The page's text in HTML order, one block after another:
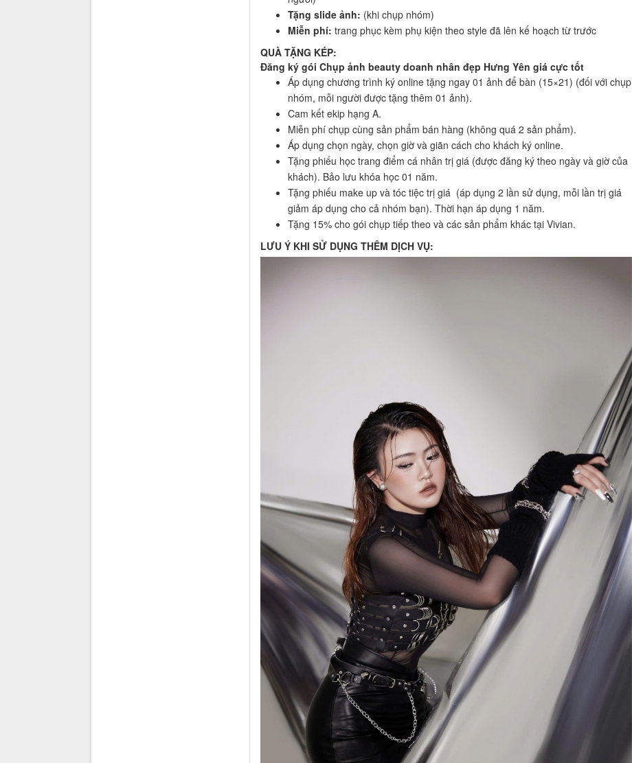
Tặng slide ảnh: (khi chụp nhóm)
Miễn phí: trang phục kèm phụ kiện theo style đã lên kế hoạch từ trước
QUÀ TẶNG KÉP:
Đăng ký gói Chụp ảnh beauty doanh nhân đẹp Hưng Yên giá cực tốt
Áp dụng chương trình ký online tặng ngay 01 ảnh để bàn (15×21) (đối với chụp
nhóm, mỗi người được tặng thêm 01 ảnh).
Cam kết ekip hạng A.
Miễn phí chụp cùng sản phẩm bán hàng (không quá 2 sản phẩm).
Áp dụng chọn ngày, chọn giờ và giãn cách cho khách ký online.
Tặng phiếu học trang điểm cá nhân trị giá (được đăng ký theo ngày và giờ của
khách). Bảo lưu khóa học 01 năm.
Tặng phiếu make up và tóc tiệc trị giá (áp dụng 2 lần sử dụng, mỗi lần trị giá
giảm áp dụng cho cả nhóm bạn). Thời hạn áp dụng 1 năm.
Tặng 15% cho gói chụp tiếp theo và các sản phẩm khác tại Vivian.
LƯU Ý KHI SỬ DỤNG THÊM DỊCH VỤ: